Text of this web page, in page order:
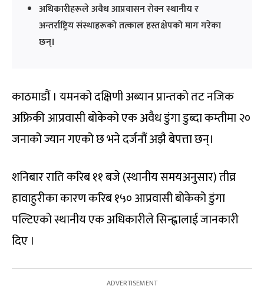
अधिकारीहरूले अवैध आप्रवासन रोक्न स्थानीय र
अन्तर्राष्ट्रिय संस्थाहरूको तत्काल हस्तक्षेपको माग गरेका
छन्।
काठमाडौं । यमनको दक्षिणी अब्यान प्रान्तको तट नजिक
अफ्रिकी आप्रवासी बोकेको एक अवैध डुंगा डुब्दा कम्तीमा २०
जनाको ज्यान गएको छ भने दर्जनौं अझै बेपत्ता छन्।
शनिबार राति करिब ११ बजे (स्थानीय समयअनुसार) तीव्र
हावाहुरीका कारण करिब १५० आप्रवासी बोकेको डुंगा
पल्टिएको स्थानीय एक अधिकारीले सिन्ह्वालाई जानकारी
दिए ।